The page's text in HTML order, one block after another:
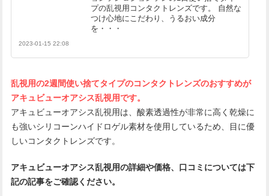
プの乱視用コンタクトレンズです。 自然な
つけ心地にこだわり、うるおい成分
を・・・
2023-01-15 22:08
乱視用の2週間使い捨てタイプのコンタクトレンズのおすすめが
アキュビューオアシス乱視用です。
アキュビューオアシス乱視用は、酸素透過性が非常に高く乾燥に
も強いシリコーンハイドロゲル素材を使用しているため、目に優
しいコンタクトレンズです。
アキュビューオアシス乱視用の詳細や価格、口コミについては下
記の記事をご確認ください。